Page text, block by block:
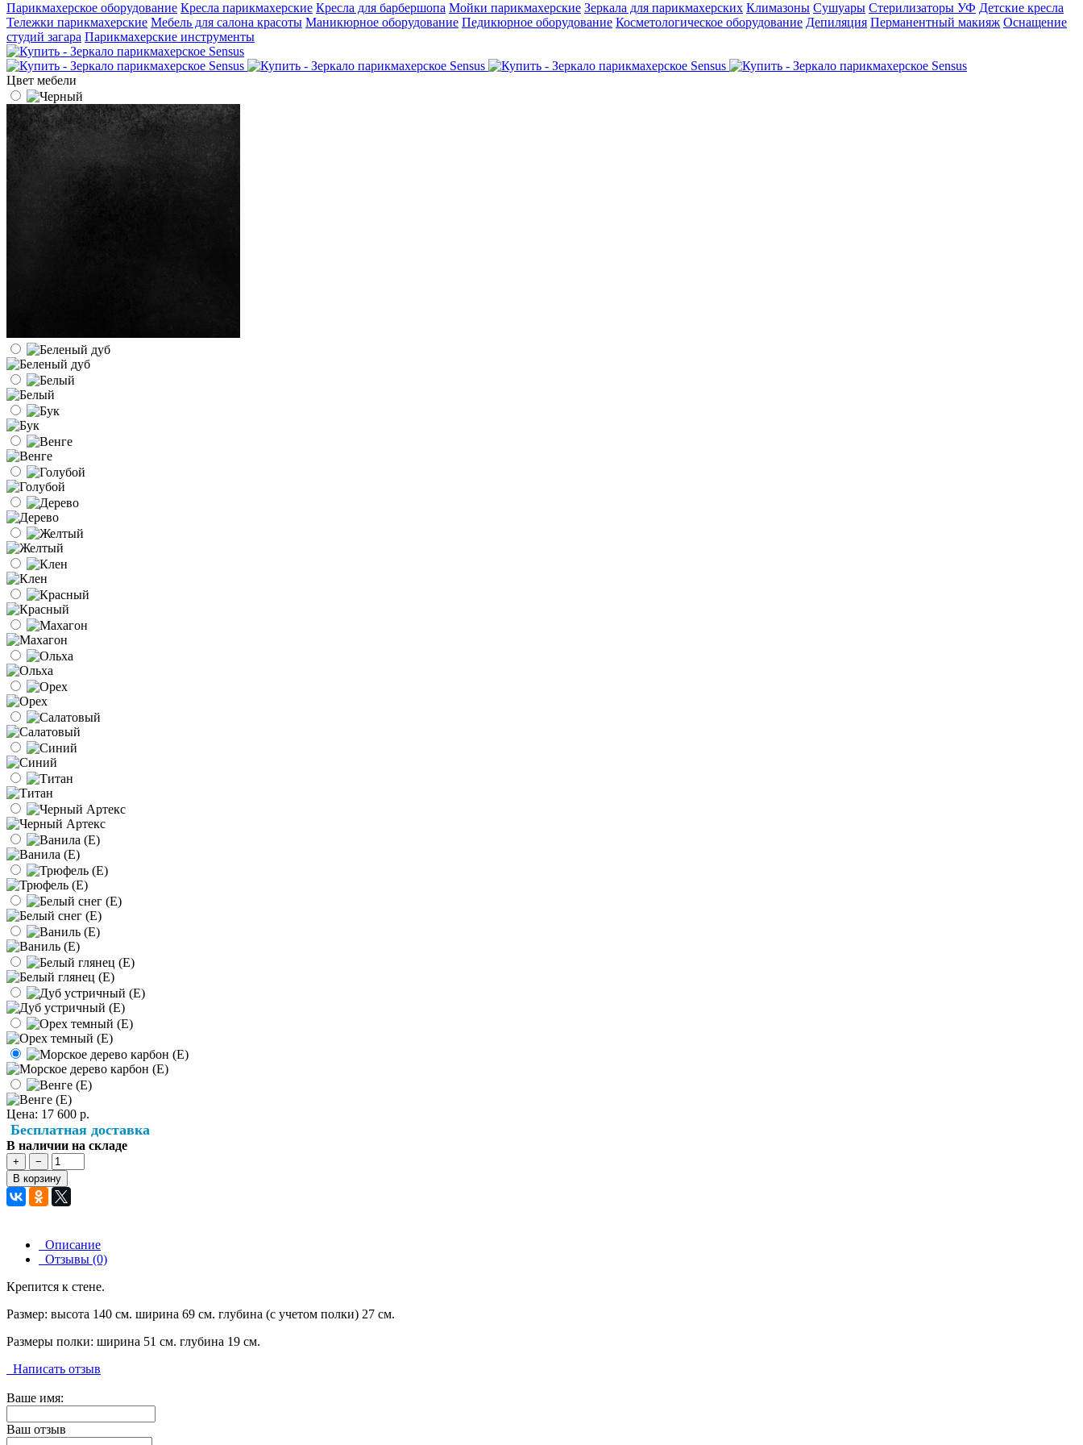
Парикмахерское оборудование Кресла парикмахерские Кресла для барбершопа Мойки парикмахерские Зеркала для парикмахерских Климазоны Сушуары Стерилизаторы УФ Детские кресла
Тележки парикмахерские Мебель для салона красоты Маникюрное оборудование Педикюрное оборудование Косметологическое оборудование Депиляция Перманентный макияж Оснащение
студий загара Парикмахерские инструменты
Цвет мебели
Цена: 17 600 р.
Бесплатная доставка
В наличии на складе
+
−
В корзину
Описание
Отзывы (0)
Крепится к стене.
Размер: высота 140 см. ширина 69 см. глубина (с учетом полки) 27 см.
Размеры полки: ширина 51 см. глубина 19 см.
Написать отзыв
Ваше имя:
Ваш отзыв